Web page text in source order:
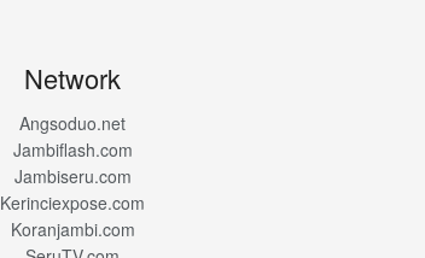
Network
Angsoduo.net
Jambiflash.com
Jambiseru.com
Kerinciexpose.com
Koranjambi.com